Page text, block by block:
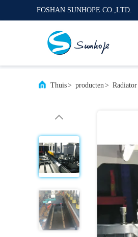
FOSHAN SUNHOPE CO.,LTD.
Thuis> producten>